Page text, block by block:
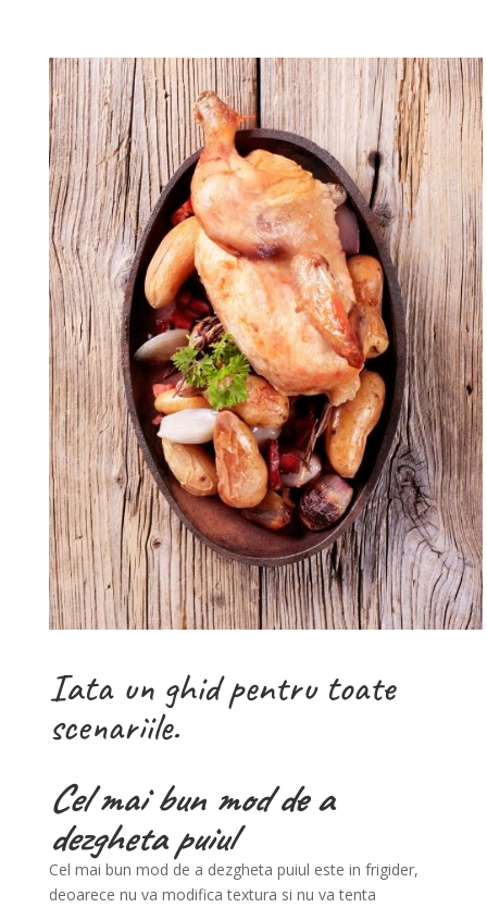
Iata un ghid pentru toate
scenariile.
Cel mai bun mod de a
dezgheta puiul
Cel mai bun mod de a dezgheta puiul este in frigider,
deoarece nu va modifica textura si nu va tenta